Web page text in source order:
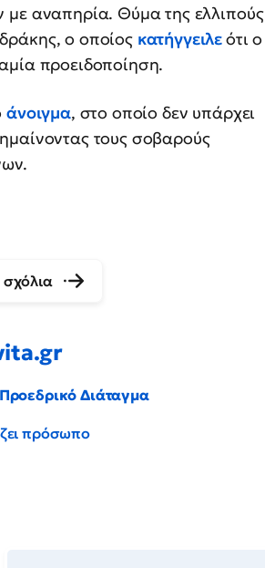
με αναπηρία. Θύμα της ελλιπούς
ο οποίος κατήγγειλεότι ο
προειδοποίηση.
άνοιγμα, στο οποίο δεν υπάρχει
τους σοβαρούς
σχόλια
Διάταγμα
πρόσωπο